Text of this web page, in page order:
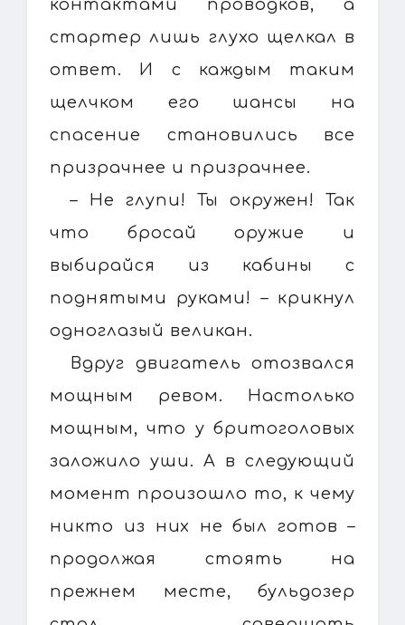
контактами проводков, а
стартер лишь глухо щелкал в
ответ. И с каждым таким
щелчком его шансы на
спасение становились все
призрачнее и призрачнее.
– Не глупи! Ты окружен! Так
что бросай оружие и
выбирайся из кабины с
поднятыми руками! – крикнул
одноглазый великан.
Вдруг двигатель отозвался
мощным ревом. Настолько
мощным, что у бритоголовых
заложило уши. А в следующий
момент произошло то, к чему
никто из них не был готов –
продолжая стоять на
прежнем месте, бульдозер